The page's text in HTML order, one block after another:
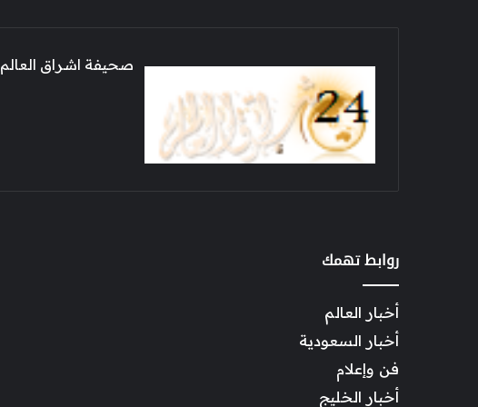
صحيفة اشراق العالم 24 أخبار العالم لحظة بلحظة
روابط تهمك
أخبار العالم
أخبار السعودية
فن وإعلام
أخبار الخليج